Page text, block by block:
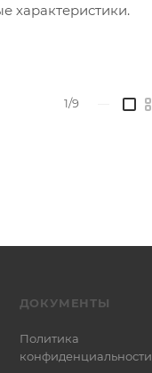
характеристики.
1/9
ДОКУМЕНТЫ
Политика
конфиденциальности